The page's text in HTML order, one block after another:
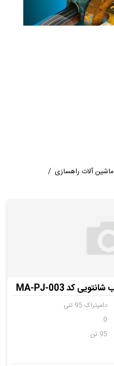
ماشین آلات راهسازی /
دامپتراک 95 تنی
0
95 تن